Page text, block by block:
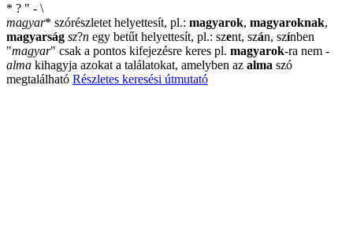
* ? " - \
magyar* szórészletet helyettesít, pl.: magyarok, magyaroknak,
magyarság sz?n egy betűt helyettesít, pl.: szent, szán, színben
"magyar" csak a pontos kifejezésre keres pl. magyarok-ra nem -
alma kihagyja azokat a találatokat, amelyben az alma szó
megtalálható Részletes keresési útmutató